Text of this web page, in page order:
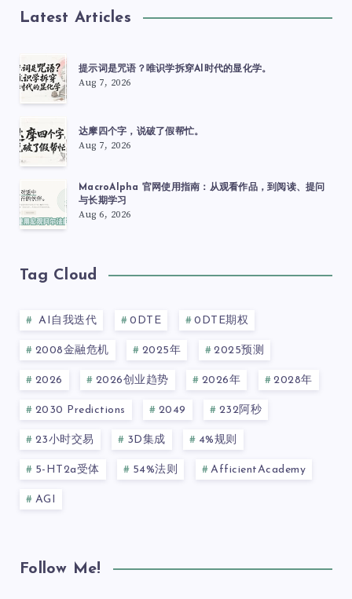
Latest Articles
提示词是咒语？唯识学拆穿AI时代的显化学。
Aug 7, 2026
达摩四个字，说破了假帮忙。
Aug 7, 2026
MacroAlpha 官网使用指南：从观看作品，到阅读、提问
与长期学习
Aug 6, 2026
Tag Cloud
AI自我迭代 0DTE 0DTE期权
2008金融危机 2025年 2025预测
2026 2026创业趋势 2026年 2028年
2030 Predictions 2049 232阿秒
23小时交易 3D集成 4%规则
5-HT2a受体 54%法则 AfficientAcademy
AGI
Follow Me!